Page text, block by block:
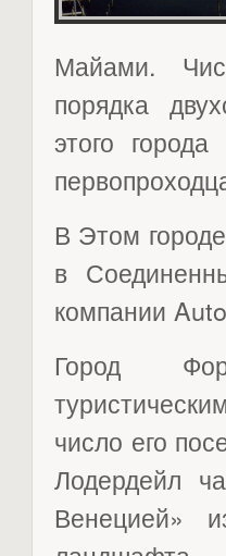
Майами.
порядка
этого
В Этом
в
компании
Город
число его
Лодердейл
Венецией»